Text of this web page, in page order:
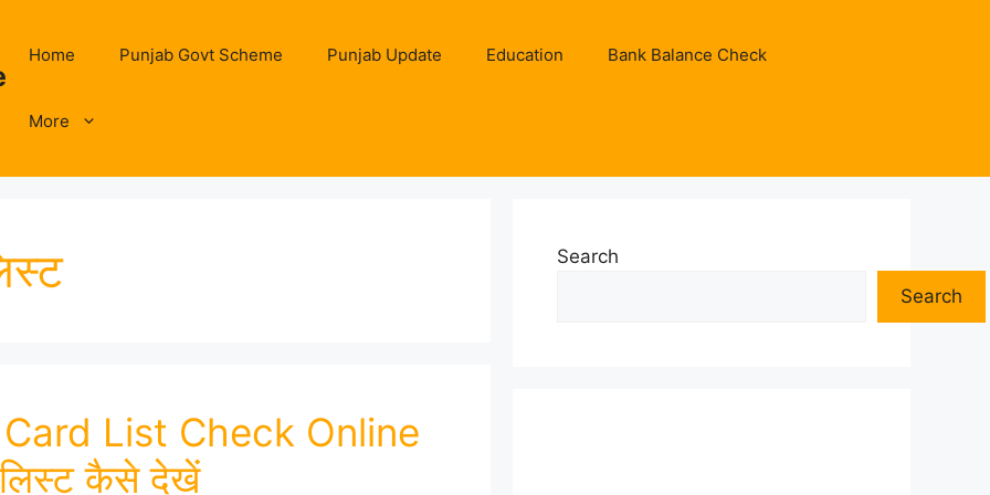
Home Punjab Govt Scheme Punjab Update Education Bank Balance Check
More
List Check Online
लिस्ट कैसे देखें
Search
Search